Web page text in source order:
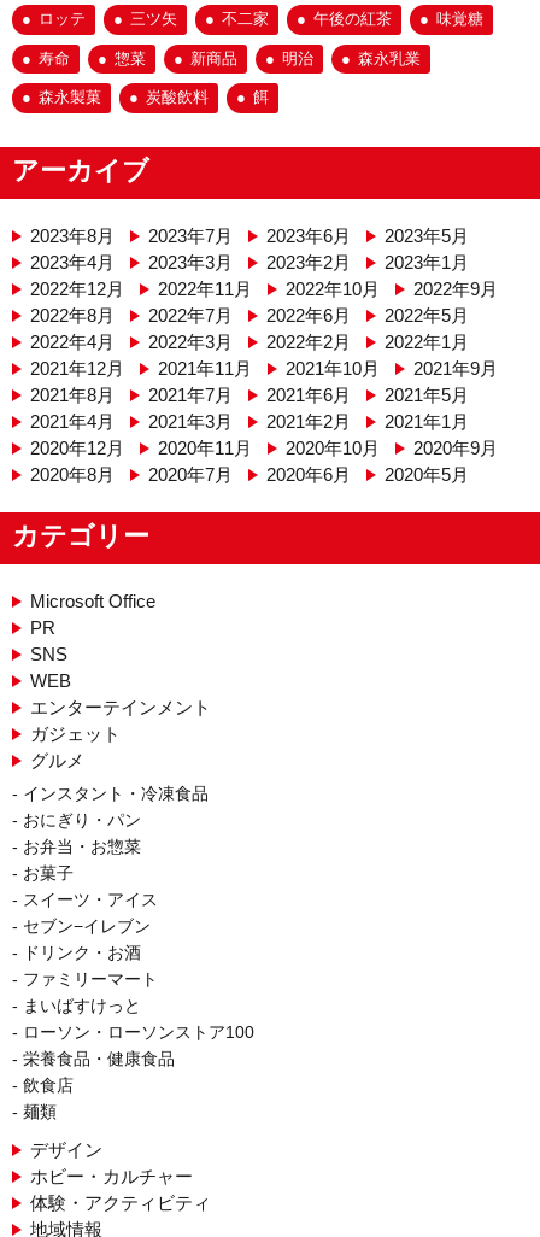
ロッテ 三ツ矢 不二家 午後の紅茶 味覚糖
寿命 惣菜 新商品 明治 森永乳業
森永製菓 炭酸飲料 餌
アーカイブ
2023年8月 2023年7月 2023年6月
2023年5月
2023年4月
2023年3月 2023年2月
2023年1月
2022年12月
2022年11月 2022年10月
2022年9月
2022年8月
2022年7月 2022年6月
2022年5月
2022年4月
2022年3月 2022年2月
2022年1月
2021年12月
2021年11月 2021年10月
2021年9月
2021年8月
2021年7月 2021年6月
2021年5月
2021年4月
2021年3月 2021年2月
2021年1月
2020年12月
2020年11月 2020年10月
2020年9月
2020年8月
2020年7月 2020年6月 2020年5月
カテゴリー
Microsoft Office
PR
SNS
WEB
エンターテインメント
ガジェット
グルメ
インスタント・冷凍食品
おにぎり・パン
お弁当・お惣菜
お菓子
スイーツ・アイス
セブン−イレブン
ドリンク・お酒
ファミリーマート
まいばすけっと
ローソン・ローソンストア100
栄養食品・健康食品
飲食店
麺類
デザイン
ホビー・カルチャー
体験・アクティビティ
地域情報